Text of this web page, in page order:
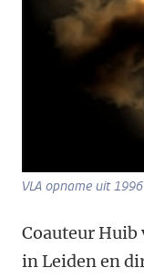
VLA opname uit 1996
Coauteur Huib
in Leiden en